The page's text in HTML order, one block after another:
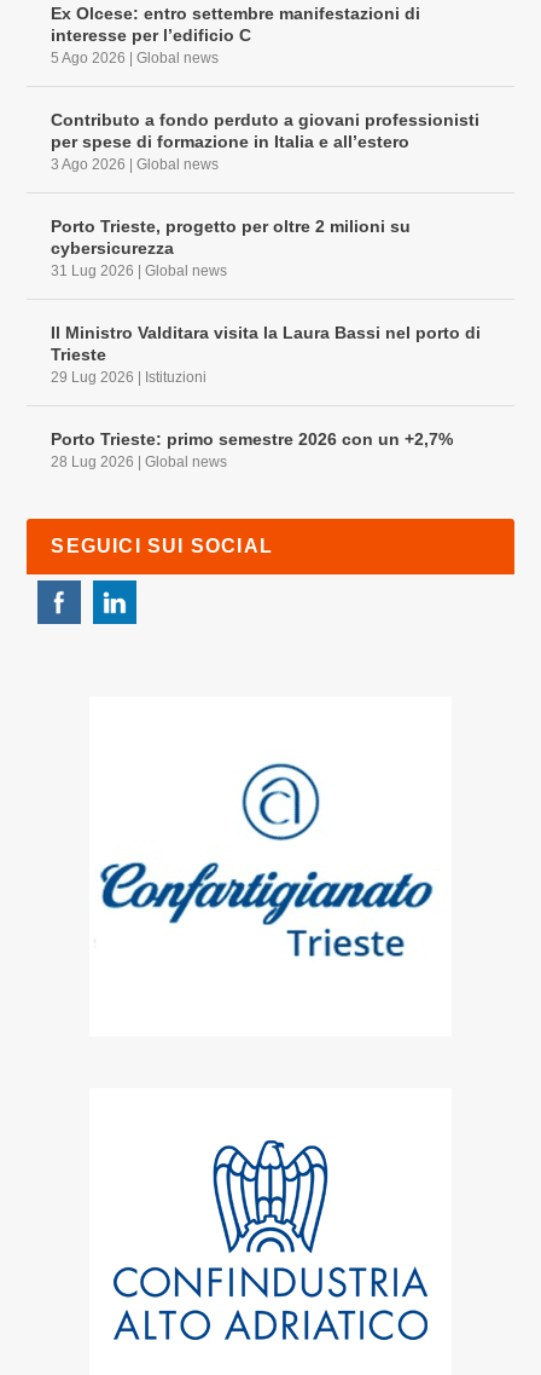
Ex Olcese: entro settembre manifestazioni di
interesse per l’edificio C
5 Ago 2026 |Global news
Contributo a fondo perduto a giovani professionisti
per spese di formazione in Italia e all’estero
3 Ago 2026 |Global news
Porto Trieste, progetto per oltre 2 milioni su
cybersicurezza
31 Lug 2026 |Global news
Il Ministro Valditara visita la Laura Bassi nel porto di
Trieste
29 Lug 2026 | Istituzioni
Porto Trieste: primo semestre 2026 con un +2,7%
28 Lug 2026 |Global news
SEGUICI SUI SOCIAL